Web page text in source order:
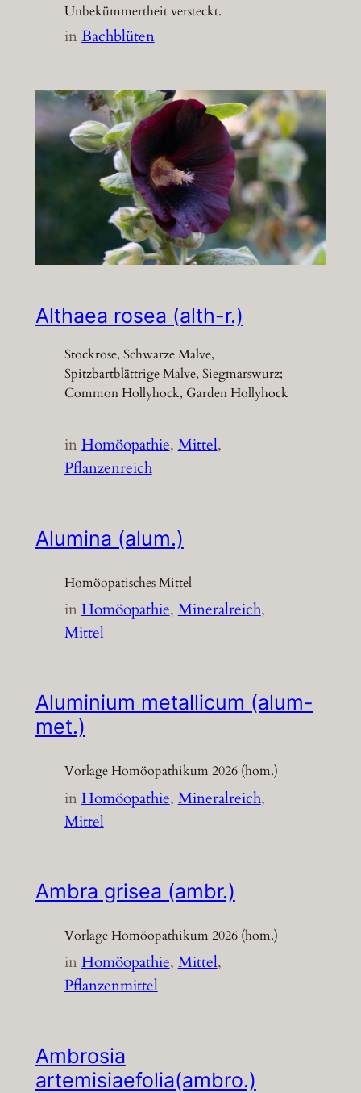
Unbekümmertheit versteckt.
inBachblüten
Althaea rosea (alth-r.)
Stockrose, Schwarze Malve,
Spitzbartblättrige Malve, Siegmarswurz;
Common Hollyhock, Garden Hollyhock
inHomöopathie, Mittel
Pflanzenreich
Alumina (alum.)
Homöopatisches Mittel
inHomöopathie, Mineralreich
Mittel
Aluminium metallicum (alum-
met.)
Vorlage Homöopathikum 2026 (hom.)
inHomöopathie, Mineralreich
Mittel
Ambra grisea (ambr.)
Vorlage Homöopathikum 2026 (hom.)
inHomöopathie, Mittel
Pflanzenmittel
Ambrosia
artemisiaefolia(ambro.)